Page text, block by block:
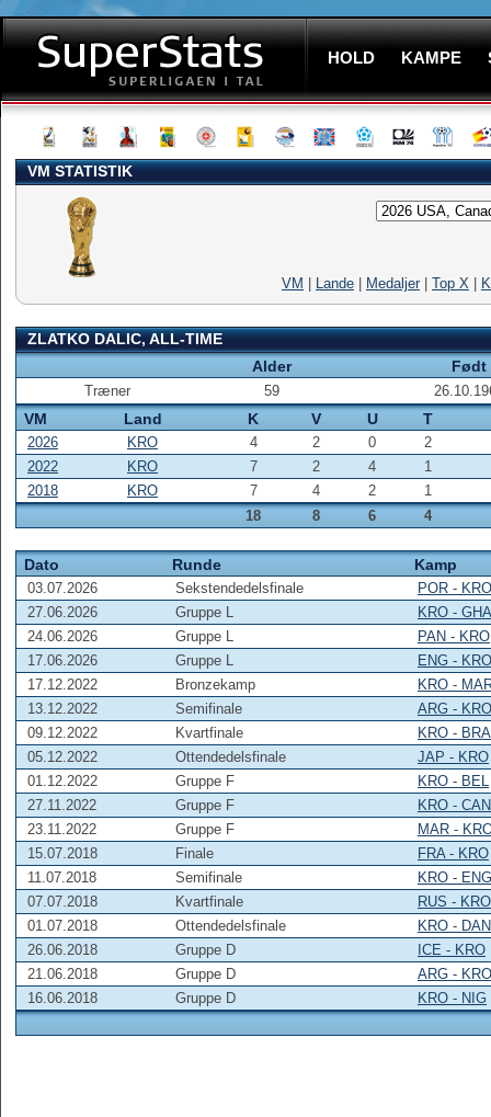
HOLD KAMPE
VM STATISTIK
VM Lande Medaljer Top X
ZLATKO DALIC, ALL-TIME
Alder
Født
Træner 59
VM Land K V U T
2026 KRO 4 2 0
2
2022
KRO 7 2 4
1
2018
KRO 7 4 2
1
18
8 6 4
Dato Runde Kamp
03.07.2026 Sekstendedelsfinale
POR - KRO
27.06.2026
Gruppe L
KRO - GHA
24.06.2026
Gruppe L
PAN - KRO
17.06.2026
Gruppe L
ENG - KRO
17.12.2022
Bronzekamp
KRO -
13.12.2022
Semifinale
ARG - KRO
09.12.2022
Kvartfinale
KRO - BRA
05.12.2022
Ottendedelsfinale
JAP - KRO
01.12.2022
Gruppe F
KRO - BEL
27.11.2022
Gruppe F
KRO - CAN
23.11.2022
Gruppe F
MAR -
15.07.2018
Finale
FRA - KRO
11.07.2018
Semifinale
KRO - ENG
07.07.2018
Kvartfinale
RUS - KRO
01.07.2018
Ottendedelsfinale
KRO - DAN
26.06.2018
Gruppe D
ICE - KRO
21.06.2018
Gruppe D
ARG - KRO
16.06.2018
Gruppe D KRO - NIG